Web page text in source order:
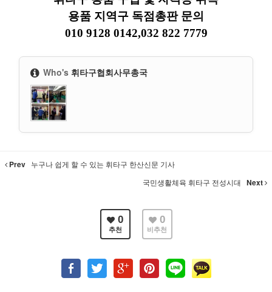
용품 지역구 독점총판 문의
010 9128 0142,032 822 7779
Who's 휘타구협회사무총국
Prev 누구나 쉽게 할 수 있는 휘타구 한산신문 기사
국민생활체육 휘타구 전성시대 Next
0
추천
0
비추천